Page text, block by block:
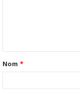
t
a
Nom *